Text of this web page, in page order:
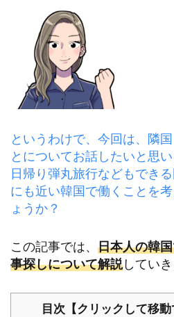
というわけで、今回は、隣
とについてお話したいと思い
日帰り弾丸旅行などもでき
にも近い韓国で働くことを
ょうか？
この記事では、 日本人の韓
事探しについて解説していき
目次【クリックして移動